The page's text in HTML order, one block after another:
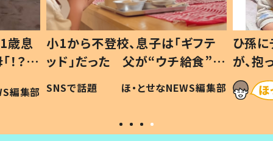
歳息
？」
編集部
小1から不登校、息子は「ギフテ
ッド」だった 父が“ウチ給食”を
作り続ける理由とは #令和の親
#令和の子
SNSで話題 ほ・とせなNEWS編集部
ひ孫
が、
「涙が
い」